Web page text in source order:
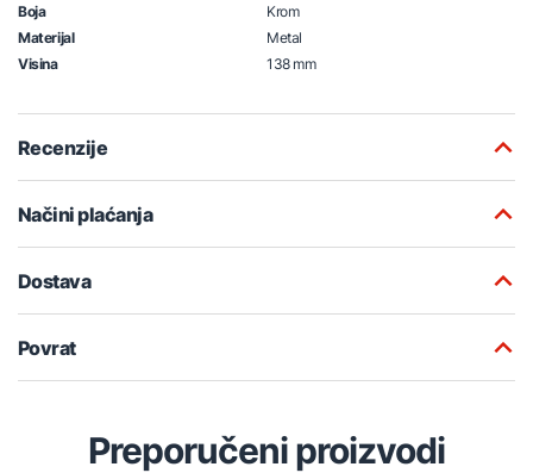
Boja
Krom
Materijal
Metal
Visina
138 mm
Recenzije
Načini plaćanja
Dostava
Povrat
Preporučeni proizvodi